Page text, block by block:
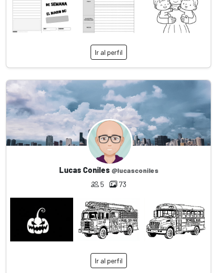
Ir al perfil
Lucas Coniles @lucasconiles
5 73
Ir al perfil